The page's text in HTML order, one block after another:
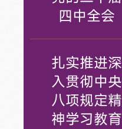
四中全会
扎实推进深
入贯彻中央
八项规定精
神学习教育